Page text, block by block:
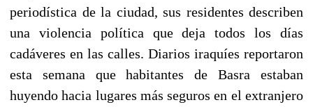
periodística de la ciudad, sus residentes describen
una violencia política que deja todos los días
cadáveres en las calles. Diarios iraquíes reportaron
esta semana que habitantes de Basra estaban
huyendo hacia lugares más seguros en el extranjero